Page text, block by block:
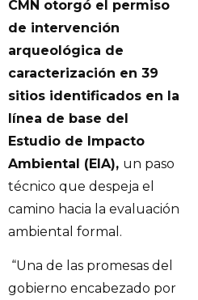
CMN otorgó el permiso
de intervención
arqueológica de
caracterización en 39
sitios identificados en la
línea de base del
Estudio de Impacto
Ambiental (EIA), un paso
técnico que despeja el
camino hacia la evaluación
ambiental formal.
“Una de las promesas del
gobierno encabezado por